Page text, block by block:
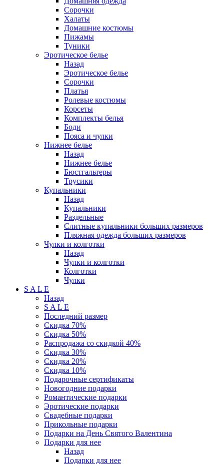
Сорочки
Халаты
Домашние костюмы
Пижамы
Туники
Эротическое белье
Назад
Эротическое белье
Сорочки
Платья
Ролевые костюмы
Корсеты
Комплекты белья
Боди
Пояса и чулки
Нижнее белье
Назад
Нижнее белье
Бюстгальтеры
Трусики
Купальники
Назад
Купальники
Раздельные
Слитные купальники больших размеров
Пляжная одежда больших размеров
Чулки и колготки
Назад
Чулки и колготки
Колготки
Чулки
S A L E
Назад
S A L E
Последний размер
Скидка 70%
Скидка 50%
Распродажа со скидкой 40%
Скидка 30%
Скидка 20%
Скидка 10%
Подарочные сертификаты
Новогодние подарки
Романтические подарки
Эротические подарки
Свадебные подарки
Прикольные подарки
Подарки на День Святого Валентина
Подарки для нее
Назад
Подарки для нее